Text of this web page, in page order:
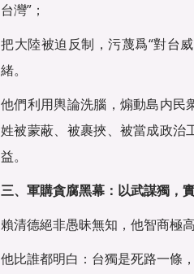
台灣”；
把大陸被迫反制，污蔑爲“對台
緒。
他們利用輿論洗腦，煽動島内民
姓被蒙蔽、被裹挾、被當成政治
益。
三、軍購貪腐黑幕：以武謀獨，
賴清德絕非愚昧無知，他智商極高
他比誰都明白：台獨是死路一條